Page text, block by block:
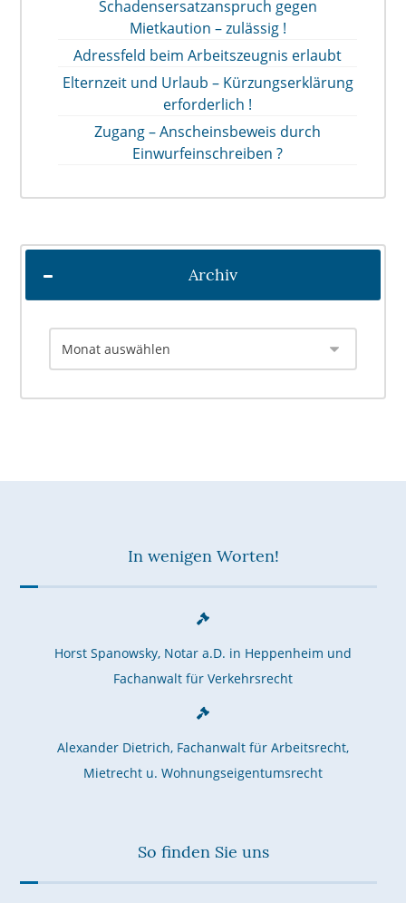
Schadensersatzanspruch gegen
Mietkaution – zulässig !
Adressfeld beim Arbeitszeugnis erlaubt
Elternzeit und Urlaub – Kürzungserklärung
erforderlich !
Zugang – Anscheinsbeweis durch
Einwurfeinschreiben ?
Archiv
In wenigen Worten!
Horst Spanowsky, Notar a.D. in Heppenheim und
Fachanwalt für Verkehrsrecht
Alexander Dietrich, Fachanwalt für Arbeitsrecht,
Mietrecht u. Wohnungseigentumsrecht
So finden Sie uns